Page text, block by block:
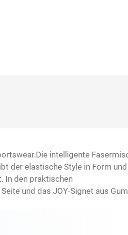
intelligente
der elastische Style in Form
In den praktischen
und das JOY-Signet aus